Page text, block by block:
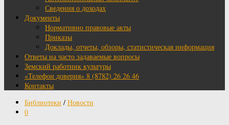
Сведения о доходах
Документы
Нормативно правовые акты
Приказы
Доклады, отчеты, обзоры, статистическая информация
Ответы на часто задаваемые вопросы
Земский работник культуры
«Телефон доверия» 8 (8782) 26 26 46
Контакты
Библиотеки / Новости
0